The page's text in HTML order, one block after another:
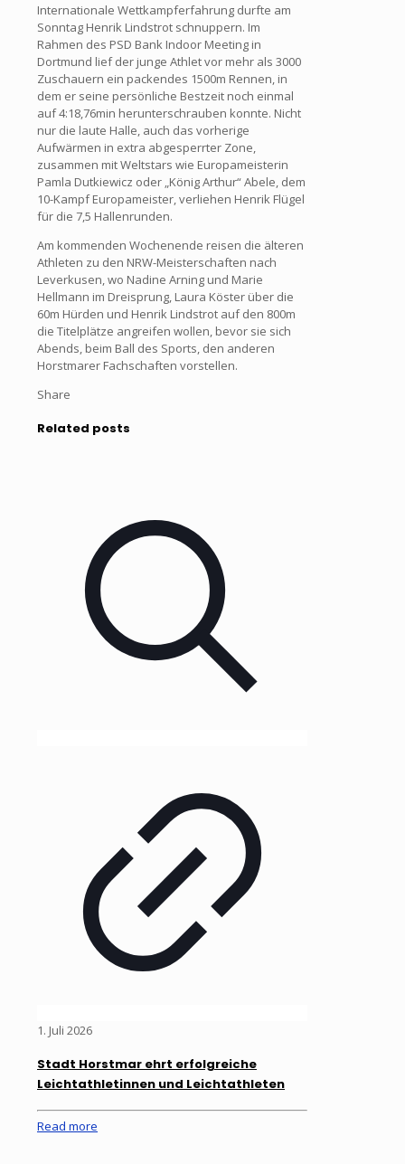
Internationale Wettkampferfahrung durfte am
Sonntag Henrik Lindstrot schnuppern. Im
Rahmen des PSD Bank Indoor Meeting in
Dortmund lief der junge Athlet vor mehr als 3000
Zuschauern ein packendes 1500m Rennen, in
dem er seine persönliche Bestzeit noch einmal
auf 4:18,76min herunterschrauben konnte. Nicht
nur die laute Halle, auch das vorherige
Aufwärmen in extra abgesperrter Zone,
zusammen mit Weltstars wie Europameisterin
Pamla Dutkiewicz oder „König Arthur“ Abele, dem
10-Kampf Europameister, verliehen Henrik Flügel
für die 7,5 Hallenrunden.
Am kommenden Wochenende reisen die älteren
Athleten zu den NRW-Meisterschaften nach
Leverkusen, wo Nadine Arning und Marie
Hellmann im Dreisprung, Laura Köster über die
60m Hürden und Henrik Lindstrot auf den 800m
die Titelplätze angreifen wollen, bevor sie sich
Abends, beim Ball des Sports, den anderen
Horstmarer Fachschaften vorstellen.
Share
Related posts
1. Juli 2026
Stadt Horstmar ehrt erfolgreiche
Leichtathletinnen und Leichtathleten
Read more